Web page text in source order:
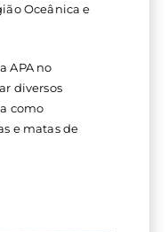
Oceânica e
APA no
diversos
como
e matas de